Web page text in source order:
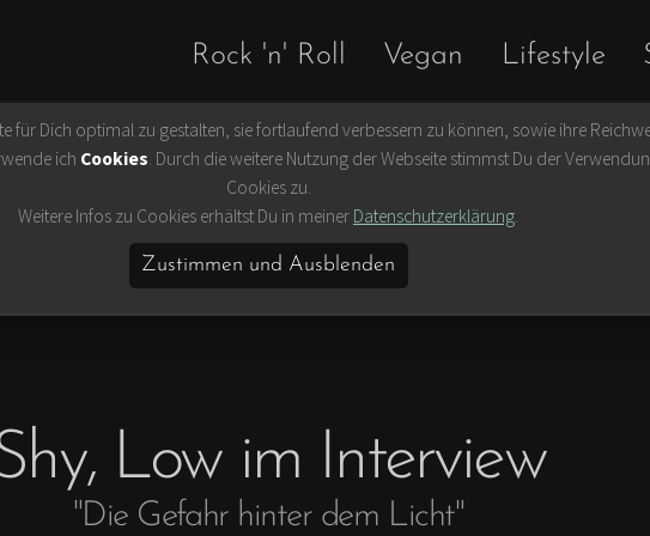
Rock 'n' Roll Vegan Lifestyle
und
Slow Travel
Ausflug
Skandinavien
Britische Inseln
Fernweh
Buch kaufen
für Dich optimal zu gestalten, sie fortlaufend verbessern zu können, sowie ihre
ich Cookies . Durch die weitere Nutzung der Webseite stimmst Du der
Cookies zu.
Weitere Infos zu Cookies erhältst Du in meiner Datenschutzerklärung
Zustimmen und Ausblenden
Low im Interview
"Die Gefahr hinter dem Licht"